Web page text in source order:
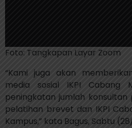
Foto: Tangkapan Layar Zoom
“Kami juga akan
media sosial IKPI Cabang
peningkatan jumlah konsultan
pelatihan brevet dan IKPI
Kampus,” kata Bagus, Sabtu